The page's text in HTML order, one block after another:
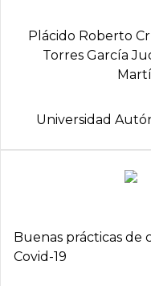
Plácido Roberto
Torres García
Universidad
Buenas prácticas de
Covid-19